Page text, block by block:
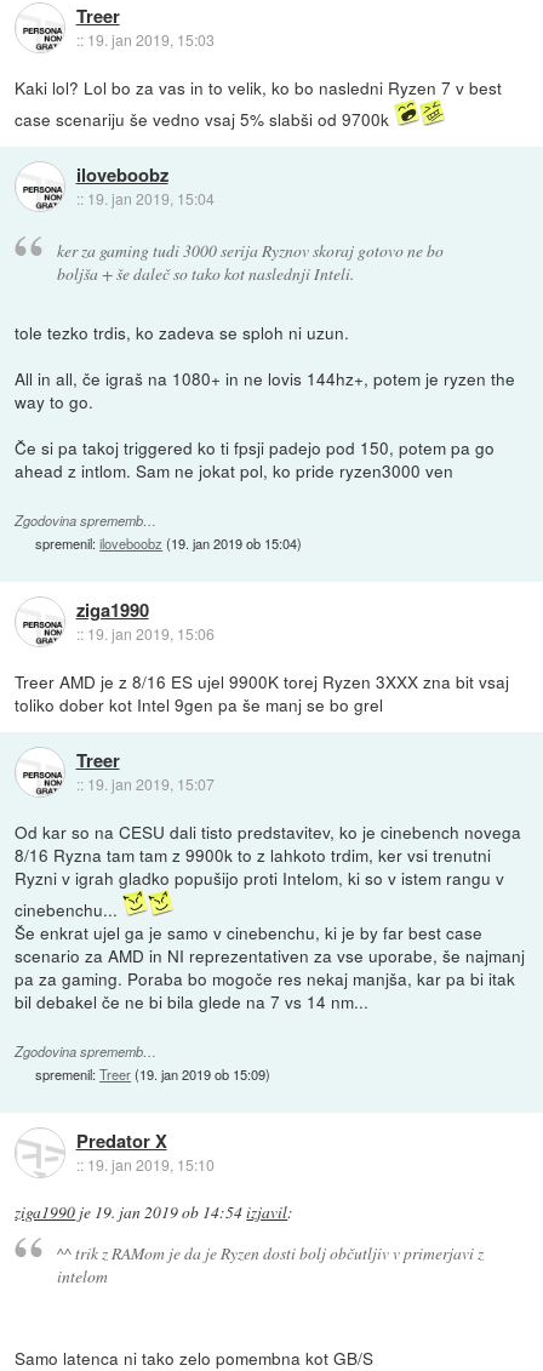
Treer
:: 19. jan 2019, 15:03
Kaki lol? Lol bo za vas in to velik, ko bo nasledni Ryzen 7 v best
case scenariju še vedno vsaj 5% slabši od 9700k
iloveboobz
:: 19. jan 2019, 15:04
ker za gaming tudi 3000 serija Ryznov skoraj gotovo ne bo
boljša + še daleč so tako kot naslednji Inteli.
tole tezko trdis, ko zadeva se sploh ni uzun.
All in all, če igraš na 1080+ in ne lovis 144hz+, potem je ryzen the
way to go.
Če si pa takoj triggered ko ti fpsji padejo pod 150, potem pa go
ahead z intlom. Sam ne jokat pol, ko pride ryzen3000 ven
Zgodovina sprememb…
spremenil:iloveboobz (19. jan 2019 ob 15:04)
ziga1990
:: 19. jan 2019, 15:06
Treer AMD je z 8/16 ES ujel 9900K torej Ryzen 3XXX zna bit vsaj
toliko dober kot Intel 9gen pa še manj se bo grel
Treer
:: 19. jan 2019, 15:07
Od kar so na CESU dali tisto predstavitev, ko je cinebench novega
8/16 Ryzna tam tam z 9900k to z lahkoto trdim, ker vsi trenutni
Ryzni v igrah gladko popušijo proti Intelom, ki so v istem rangu v
cinebenchu...
Še enkrat ujel ga je samo v cinebenchu, ki je by far best case
scenario za AMD in NI reprezentativen za vse uporabe, še najmanj
pa za gaming. Poraba bo mogoče res nekaj manjša, kar pa bi itak
bil debakel če ne bi bila glede na 7 vs 14 nm...
Zgodovina sprememb…
spremenil:Treer(19. jan 2019 ob 15:09)
Predator X
:: 19. jan 2019, 15:10
ziga1990 je 19. jan 2019 ob 14:54izjavil:
^^ trik z RAMom je da je Ryzen dosti bolj občutljiv v primerjavi z
intelom
Samo latenca ni tako zelo pomembna kot GB/S